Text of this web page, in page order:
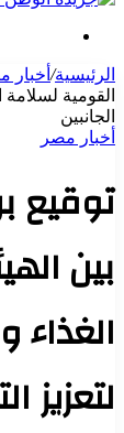
الرئيسية/ أخبار
القومية
الجانبين
أخبار مصر
توقيع
بين
لتعزيز